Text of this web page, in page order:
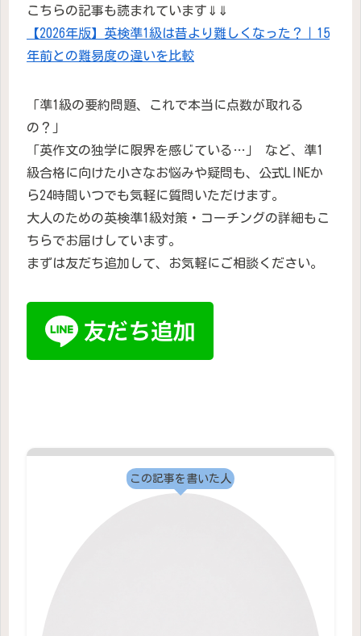
こちらの記事も読まれています⇓⇓
【2026年版】英検準1級は昔より難しくなった？｜15
年前との難易度の違いを比較
「準1級の要約問題、これで本当に点数が取れる
の？」
「英作文の独学に限界を感じている…」 など、準1
級合格に向けた小さなお悩みや疑問も、公式LINEか
ら24時間いつでも気軽に質問いただけます。
大人のための英検準1級対策・コーチングの詳細もこ
ちらでお届けしています。
まずは友だち追加して、お気軽にご相談ください。
この記事を書いた人